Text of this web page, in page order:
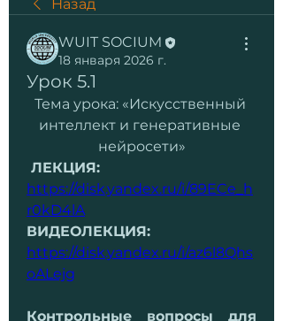
Назад
WUIT SOCIUM
18 января 2026 г.
Урок 5.1
Тема урока: «Искусственный
интеллект и генеративные
нейросети»
ЛЕКЦИЯ:
https://disk.yandex.ru/i/89ECe_h
r0kD4lA
ВИДЕОЛЕКЦИЯ:
https://disk.yandex.ru/i/az6l8Qhs
oALejg
Контрольные вопросы для